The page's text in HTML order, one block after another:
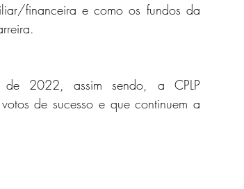
financeira e como os fundos da
de sucesso e que continuem a